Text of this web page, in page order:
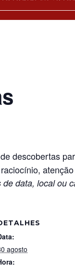
descobertas
data, local ou
agosto